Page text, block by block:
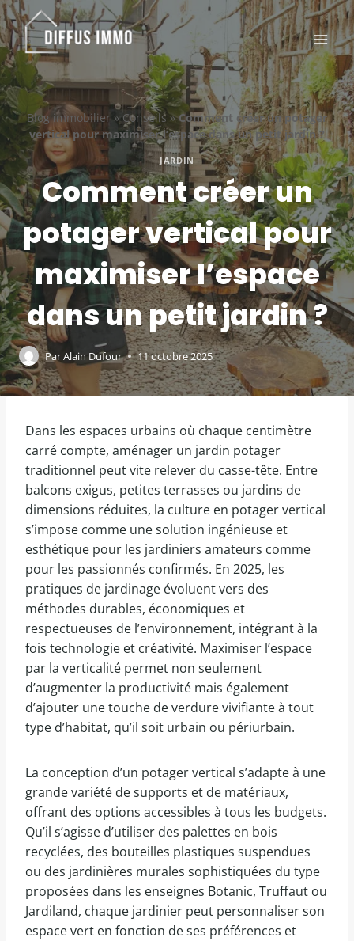
Aller
au
contenu
Blog immobilier »Conseils »Comment créer un potager
vertical pour maximiser l’espace dans un petit jardin ?
JARDIN
Comment créer un
potager vertical pour
maximiser l’espace
dans un petit jardin ?
ParAlain Dufour 11 octobre 2025
Dans les espaces urbains où chaque centimètre
carré compte, aménager un jardin potager
traditionnel peut vite relever du casse-tête. Entre
balcons exigus, petites terrasses ou jardins de
dimensions réduites, la culture en potager vertical
s’impose comme une solution ingénieuse et
esthétique pour les jardiniers amateurs comme
pour les passionnés confirmés. En 2025, les
pratiques de jardinage évoluent vers des
méthodes durables, économiques et
respectueuses de l’environnement, intégrant à la
fois technologie et créativité. Maximiser l’espace
par la verticalité permet non seulement
d’augmenter la productivité mais également
d’ajouter une touche de verdure vivifiante à tout
type d’habitat, qu’il soit urbain ou périurbain.
La conception d’un potager vertical s’adapte à une
grande variété de supports et de matériaux,
offrant des options accessibles à tous les budgets.
Qu’il s’agisse d’utiliser des palettes en bois
recyclées, des bouteilles plastiques suspendues
ou des jardinières murales sophistiquées du type
proposées dans les enseignes Botanic, Truffaut ou
Jardiland, chaque jardinier peut personnaliser son
espace vert en fonction de ses préférences et